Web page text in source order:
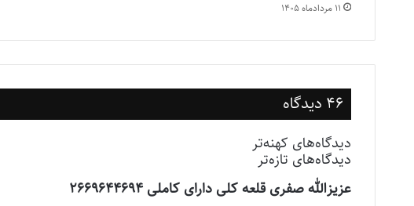
۱۱ مرداد‌ماه ۱۴۰۵
46 دیدگاه
راهبری
دیدگاه‌ها
دیدگاه‌های کهنه‌تر
دیدگاه‌های تازه‌تر
عزیزالله صفری قلعه کلی دارای کاملی ۲۶۶۹۶۴۴۶۹۴